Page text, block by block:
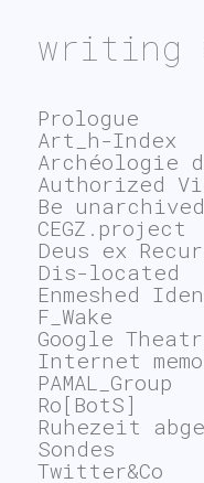
writing
Prologue
Art_h-Index
Archéologie
Authorized
Be unarchived
CEGZ.project
Deus ex
Dis-located
Enmeshed
F_Wake
Google
Internet
PAMAL_Group
Ro[BotS]
Ruhezeit
Sondes
Twitter&Co